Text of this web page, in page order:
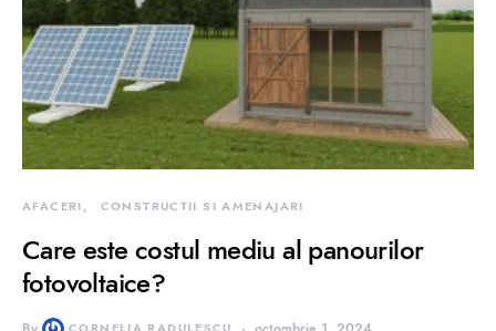
AFACERI CONSTRUCTII SI AMENAJARI
Care este costul mediu al panourilor
fotovoltaice?